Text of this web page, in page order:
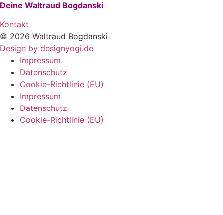
Deine Waltraud Bogdanski
Kontakt
© 2026 Waltraud Bogdanski
Design by designyogi.de
Impressum
Datenschutz
Cookie-Richtlinie (EU)
Impressum
Datenschutz
Cookie-Richtlinie (EU)